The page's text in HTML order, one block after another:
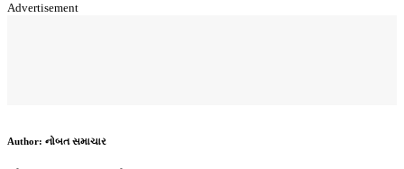
Advertisement
Author: નોબત સમાચાર